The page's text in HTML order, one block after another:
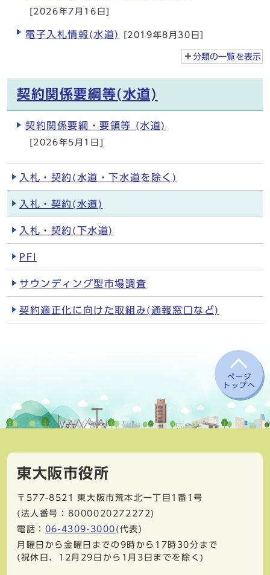
[2026年7月16日]
電子入札情報(水道) [2019年8月30日]
分類の一覧を表示
契約関係要綱等(水道)
契約関係要綱・要領等 (水道)
[2026年5月1日]
入札・契約(水道・下水道を除く)
入札・契約(水道)
入札・契約(下水道)
PFI
サウンディング型市場調査
契約適正化に向けた取組み(通報窓口など)
ページ
トップへ
東大阪市役所
〒577-8521
東大阪市荒本北一丁目1番1号
(法人番号：8000020272272)
電話： 06-4309-3000 (代表)
月曜日から金曜日までの9時から17時30分まで
(祝休日、12月29日から1月3日までを除く)